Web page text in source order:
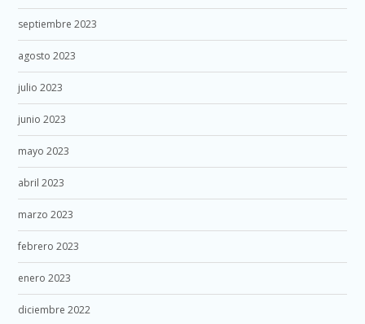
septiembre 2023
agosto 2023
julio 2023
junio 2023
mayo 2023
abril 2023
marzo 2023
febrero 2023
enero 2023
diciembre 2022